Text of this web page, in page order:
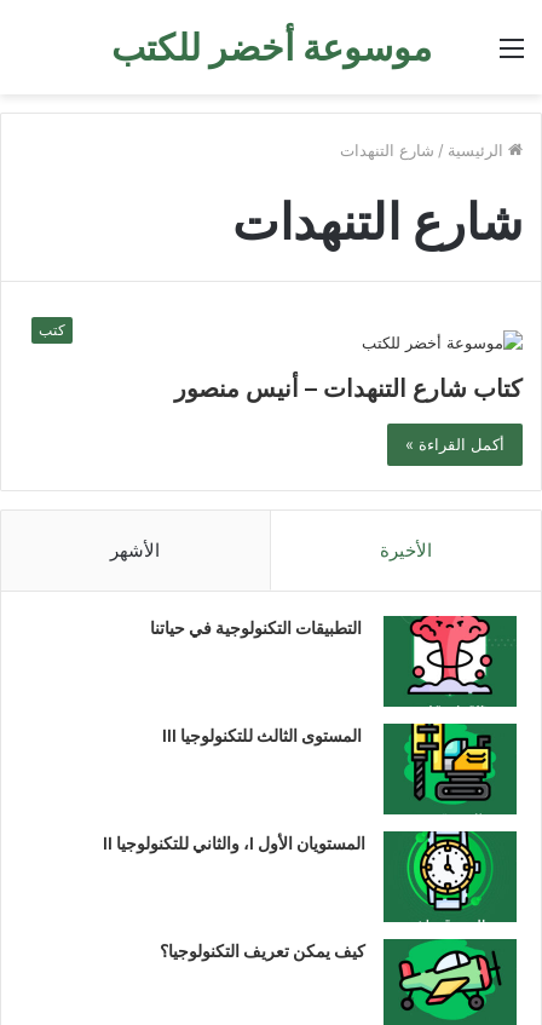
موسوعة أخضر للكتب القائمة
الرئيسية / شارع التنهدات
شارع التنهدات
كتب
كتاب شارع التنهدات – أنيس منصور
أكمل القراءة »
الأخيرة الأشهر
التطبيقات التكنولوجية في حياتنا
المستوى الثالث للتكنولوجيا III
المستويان الأول I، والثاني للتكنولوجيا II
كيف يمكن تعريف التكنولوجيا؟